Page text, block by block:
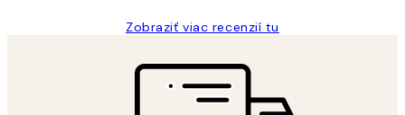
Zobraziť viac recenzií tu